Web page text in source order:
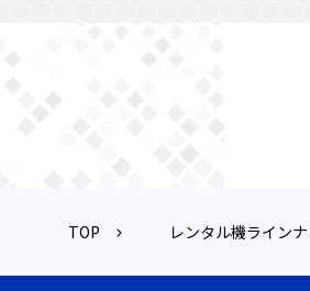
TOP レンタル機ライン